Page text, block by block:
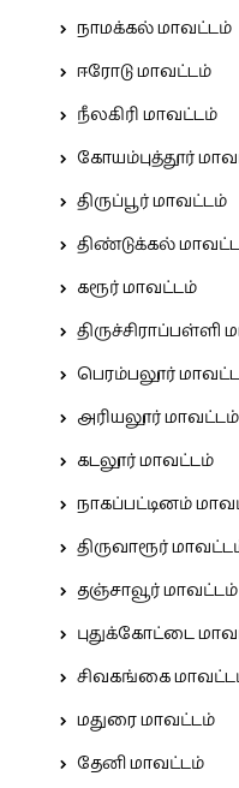
நாமக்கல் மாவட்டம்
ஈரோடு மாவட்டம்
நீலகிரி மாவட்டம்
கோயம்புத்தூர்
திருப்பூர் மாவட்டம்
திண்டுக்கல்
கரூர் மாவட்டம்
திருச்சிராப்பள்ளி
பெரம்பலூர்
அரியலூர் மாவட்டம்
கடலூர் மாவட்டம்
நாகப்பட்டினம்
திருவாரூர்
தஞ்சாவூர் மாவட்டம்
புதுக்கோட்டை
சிவகங்கை
மதுரை மாவட்டம்
தேனி மாவட்டம்